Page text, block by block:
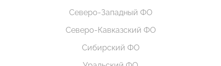
Северо-Западный ФО
Северо-Кавказский ФО
Сибирский ФО